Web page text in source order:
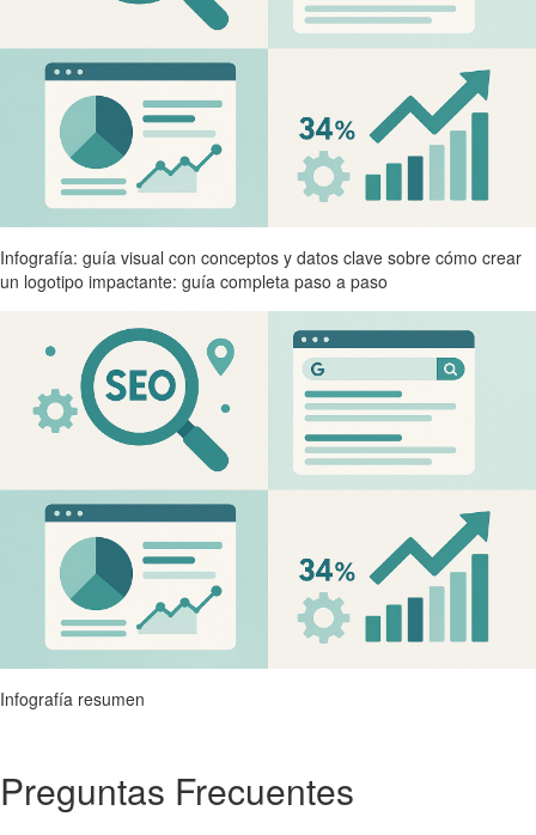
Infografía: guía visual con conceptos y datos clave sobre cómo crear
un logotipo impactante: guía completa paso a paso
Infografía resumen
Preguntas Frecuentes